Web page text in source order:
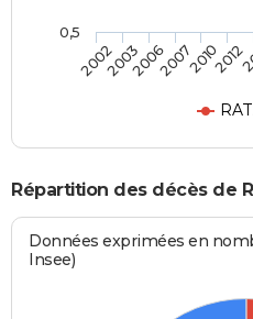
200220032006200720102012
0,5
Répartition des décès de
Données exprimées en
Insee)